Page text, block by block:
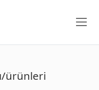
ürünleri